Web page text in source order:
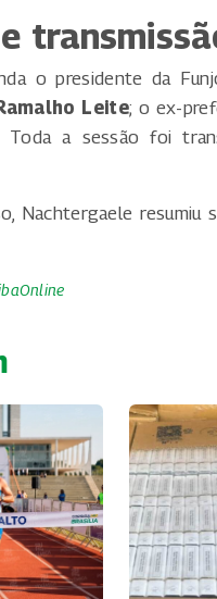
o presidente da
Leite; o ex-
a sessão foi
Nachtergaele resumiu